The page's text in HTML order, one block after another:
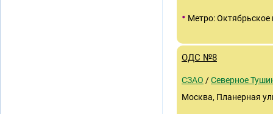
• Метро: Октябрьское
ОДС №8
СЗАО /Северное
Москва, Планерная